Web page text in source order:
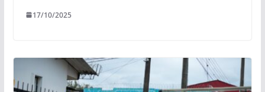
17/10/2025